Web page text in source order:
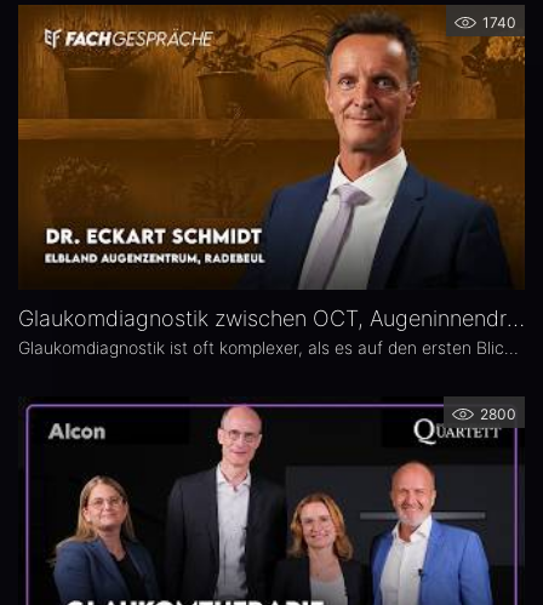
1740
Glaukomdiagnostik zwischen OCT, Augeninnendruck und Gesichtsfeld – Dr. Eckart Schmidt
2800